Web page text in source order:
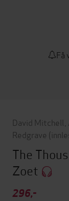
Få
David Mitchell
Redgrave
The
Zoet
296,-